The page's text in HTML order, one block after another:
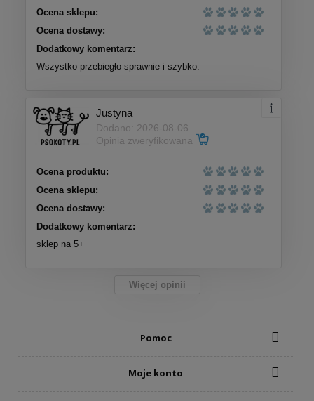
Ocena sklepu:
Ocena dostawy:
Dodatkowy komentarz:
Wszystko przebiegło sprawnie i szybko.
Justyna
Dodano: 2026-08-06
Opinia zweryfikowana
Ocena produktu:
Ocena sklepu:
Ocena dostawy:
Dodatkowy komentarz:
sklep na 5+
Więcej opinii
Pomoc
Moje konto